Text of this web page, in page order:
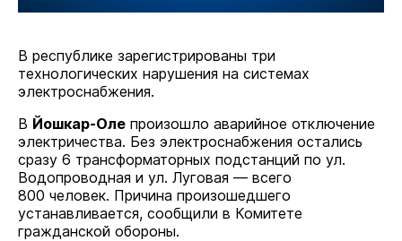
В республике зарегистрированы три
технологических нарушения на системах
электроснабжения.
В Йошкар-Оле произошло аварийное отключение
электричества. Без электроснабжения остались
сразу 6 трансформаторных подстанций по ул.
Водопроводная и ул. Луговая — всего
800 человек. Причина произошедшего
устанавливается, сообщили в Комитете
гражданской обороны.